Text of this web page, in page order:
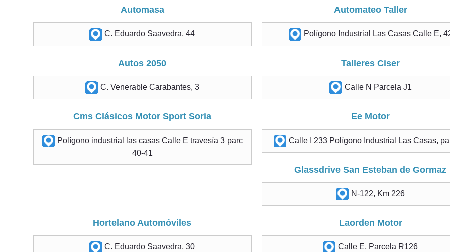
Automasa
C. Eduardo Saavedra, 44
Automateo Taller
Polígono Industrial Las Casas Calle E,
Autos 2050
C. Venerable Carabantes, 3
Talleres Ciser
Calle N Parcela J1
Cms Clásicos Motor Sport Soria
Polígono industrial las casas Calle E travesía 3 parc
40-41
Ee Motor
Calle I 233 Polígono Industrial Las Casas,
Glassdrive San Esteban de Gormaz
N-122, Km 226
Hortelano Automóviles
C. Eduardo Saavedra, 30
Laorden Motor
Calle E, Parcela R126